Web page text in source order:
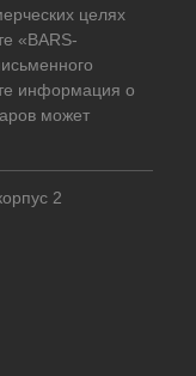
целях
«BARS-
информация о
может
2